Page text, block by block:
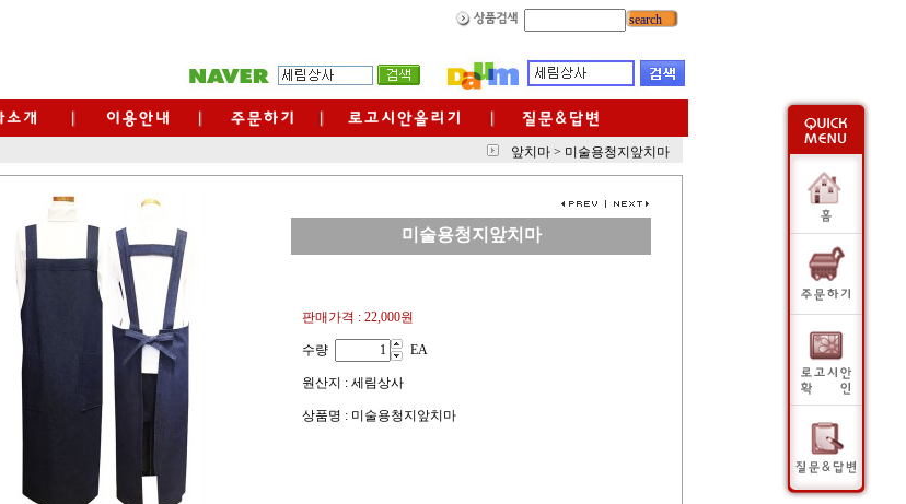
search
앞치마 > 미술용청지앞치마
미술용청지앞치마
판매가격 : 22,000원
수량 EA
원산지 : 세림상사
상품명 : 미술용청지앞치마